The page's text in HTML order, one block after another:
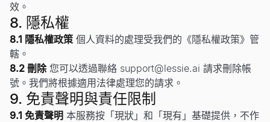
效。
8. 隱私權
8.1 隱私權政策 個人資料的處理受我們的《隱私權政策》管
轄。
8.2 刪除 您可以透過聯絡 support@lessie.ai 請求刪除帳
號。我們將根據適用法律處理您的請求。
9. 免責聲明與責任限制
9.1 免責聲明 本服務按「現狀」和「現有」基礎提供，不作